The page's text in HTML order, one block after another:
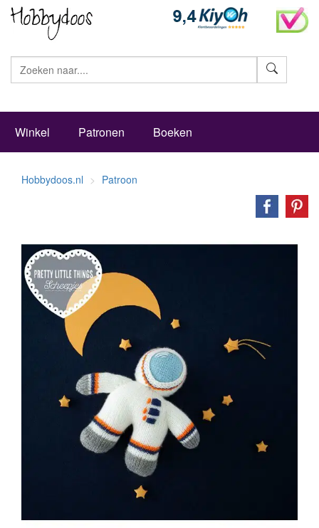
Winkel Patronen Boeken
Hobbydoos.nl Patroon